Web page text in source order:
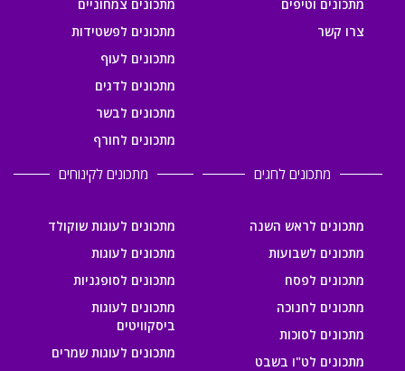
מתכונים וטיפים
צרו קשר
מתכונים צמחוניים
מתכונים לפשטידות
מתכונים לעוף
מתכונים לדגים
מתכונים לבשר
מתכונים לחורף
מתכונים לחגים
מתכונים לראש השנה
מתכונים לשבועות
מתכונים לפסח
מתכונים לחנוכה
מתכונים לסוכות
מתכונים לט"ו בשבט
מתכונים לקינוחים
מתכונים לעוגות שוקולד
מתכונים לעוגות
מתכונים לסופגניות
מתכונים לעוגות
ביסקוויטים
מתכונים לעוגות שמרים